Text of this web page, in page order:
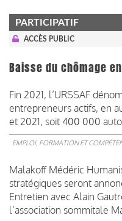
PARTICIPATIF
ACCÈS PUBLIC
Baisse du chômage
Fin 2021, l’URSSAF
entrepreneurs actifs, en
et 2021, soit 400 000
EMPLOI, FORMATION ET
Malakoff Médéric
stratégiques seront
Entretien avec Alain
l’association sommitale